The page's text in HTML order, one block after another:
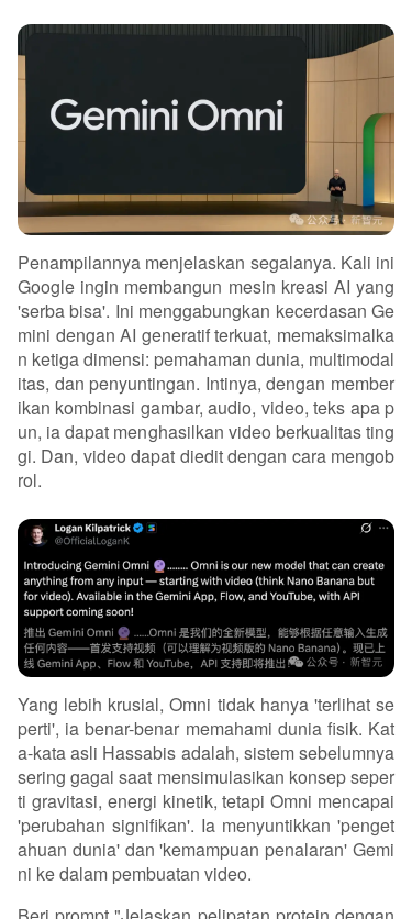
Penampilannya menjelaskan segalanya. Kali ini
Google ingin membangun mesin kreasi AI yang
'serba bisa'. Ini menggabungkan kecerdasan Ge
mini dengan AI generatif terkuat, memaksimalka
n ketiga dimensi: pemahaman dunia, multimodal
itas, dan penyuntingan. Intinya, dengan member
ikan kombinasi gambar, audio, video, teks apa p
un, ia dapat menghasilkan video berkualitas ting
gi. Dan, video dapat diedit dengan cara mengob
rol.
Yang lebih krusial, Omni tidak hanya 'terlihat se
perti', ia benar-benar memahami dunia fisik. Kat
a-kata asli Hassabis adalah, sistem sebelumnya
sering gagal saat mensimulasikan konsep seper
ti gravitasi, energi kinetik, tetapi Omni mencapai
'perubahan signifikan'. Ia menyuntikkan 'penget
ahuan dunia' dan 'kemampuan penalaran' Gemi
ni ke dalam pembuatan video.